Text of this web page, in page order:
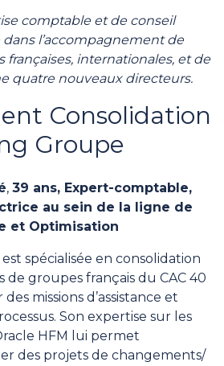
comptable et de conseil
dans l’accompagnement de
françaises, internationales, et de
quatre nouveaux directeurs.
Consolidation
Groupe
, 39 ans, Expert-comptable,
au sein de la ligne de
et Optimisation
spécialisée en consolidation
groupes français du CAC 40
missions d’assistance et
Son expertise sur les
HFM lui permet
des projets de changements/